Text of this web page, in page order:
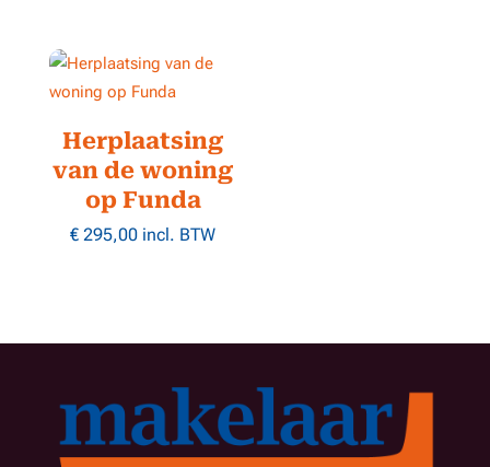
Herplaatsing
van de woning
op Funda
€ 295,00 incl. BTW